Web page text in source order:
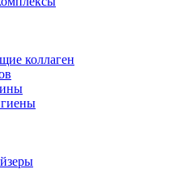
коллаген